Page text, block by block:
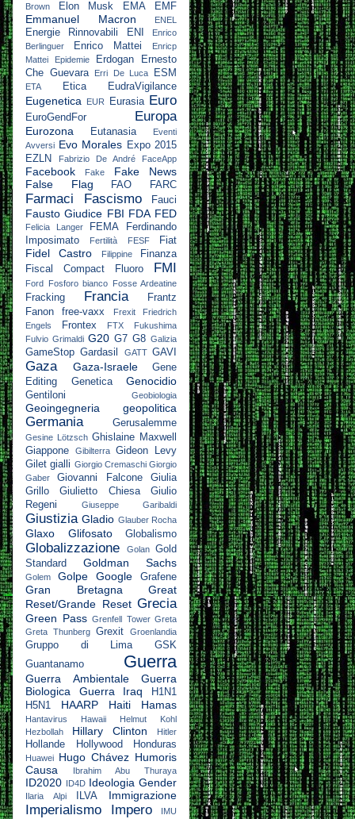
Brown
Elon Musk EMA EMF
Emmanuel Macron ENEL
Energie Rinnovabili ENI
Enrico
Berlinguer
Enrico Mattei
Enricp
Mattei
Epidemie Erdogan
Ernesto
Che Guevara
Erri De Luca ESM
ETA Etica EudraVigilance
Eugenetica EUR Eurasia Euro
EuroGendFor Europa
Eurozona Eutanasia
Eventi
Avversi Evo Morales Expo 2015
EZLN
Fabrizio De André FaceApp
Facebook Fake
Fake News
False Flag
FAO FARC
Farmaci Fascismo Fauci
Fausto Giudice FBI FDA FED
Felicia Langer FEMA
Ferdinando
Imposimato
Fertilità FESF Fiat
Fidel Castro Filippine
Finanza
Fiscal Compact
Fluoro FMI
Ford Fosforo bianco Fosse Ardeatine
Fracking Francia
Frantz
Fanon
free-vaxx Frexit
Friedrich
Engels
Frontex FTX
Fukushima
Fulvio Grimaldi G20 G7 G8 Galizia
GameStop Gardasil GATT GAVI
Gaza Gaza-Israele
Gene
Editing
Genetica Genocidio
Gentiloni Geobiologia
Geoingegneria geopolitica
Germania Gerusalemme
Gesine Lötzsch Ghislaine Maxwell
Giappone
Gibilterra Gideon Levy
Gilet gialli Giorgio Cremaschi Giorgio
Gaber
Giovanni Falcone
Giulia
Grillo
Giulietto Chiesa
Giulio
Regeni
Giuseppe Garibaldi
Giustizia Gladio Glauber Rocha
Glaxo Glifosato Globalismo
Globalizzazione Golan Gold
Standard
Goldman Sachs
Golem Golpe Google Grafene
Gran Bretagna
Great
Reset/Grande Reset Grecia
Green Pass Grenfell Tower Greta
Greta Thunberg Grexit Groenlandia
Gruppo di Lima
GSK
Guantanamo
Guerra
Guerra Ambientale
Guerra
Biologica
Guerra Iraq
H1N1
H5N1
HAARP Haiti Hamas
Hantavirus Hawaii
Helmut Kohl
Hezbollah
Hillary Clinton Hitler
Hollande Hollywood Honduras
Huawei Hugo Chávez Humoris
Causa
Ibrahim Abu Thuraya
ID2020 ID4D Ideologia Gender
Ilaria Alpi ILVA Immigrazione
Imperialismo Impero IMU